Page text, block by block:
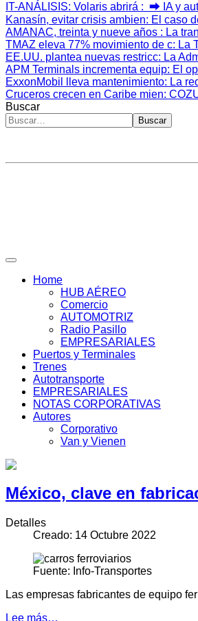
IT-ANÁLISIS: Volaris abrirá : ⮕ IA y
Kanasín, evitar crisis ambien: El caso
AMANAC, treinta y nueve años : La
TMAZ eleva 77% movimiento de c: La
EE.UU. plantea nuevas restricc: La
APM Terminals incrementa equip: El
ExxonMobil lleva mantenimiento: La
Cruceros crecen en Caribe mien:
Buscar
Buscar
Home
HUB AÉREO
Comercio
AUTOMOTRIZ
Radio Pasillo
EMPRESARIALES
Puertos y Terminales
Trenes
Autotransporte
EMPRESARIALES
NOTAS CORPORATIVAS
Autores
Corporativo
Van y Vienen
México, clave en
Detalles
Creado: 14 Octubre 2022
Fuente: Info-Transportes
Las empresas fabricantes de equipo
Lee más…